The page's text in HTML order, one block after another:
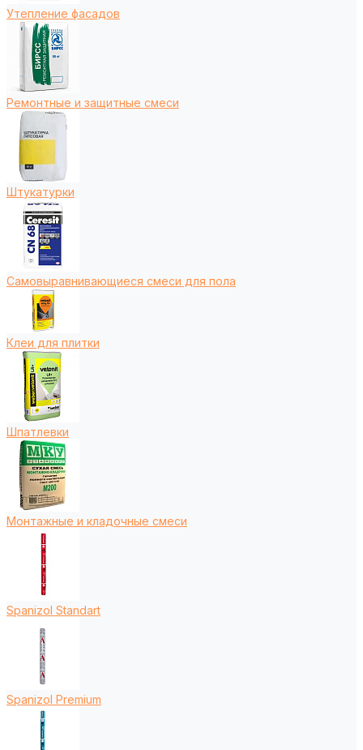
Утепление фасадов
Ремонтные и защитные смеси
Штукатурки
Самовыравнивающиеся смеси для пола
Клеи для плитки
Шпатлевки
Монтажные и кладочные смеси
Spanizol Standart
Spanizol Premium